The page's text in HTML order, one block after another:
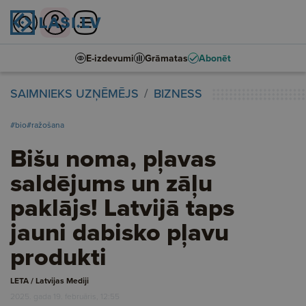
E-izdevumi Grāmatas Abonēt
SAIMNIEKS UZŅĒMĒJS BIZNESS
#bio#ražošana
Bišu noma, pļavas
saldējums un zāļu
paklājs! Latvijā taps
jauni dabisko pļavu
produkti
LETA / Latvijas Mediji
2025. gada 19. februāris, 12:55